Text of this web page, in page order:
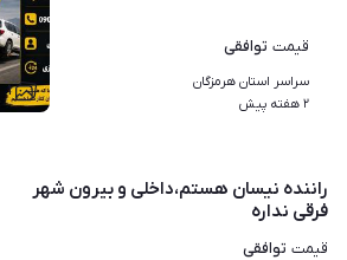
۱
قیمت توافقی
سراسر استان هرمزگان
۲ هفته پیش
راننده نیسان هستم،داخلی و بیرون شهر
فرقی نداره
قیمت توافقی